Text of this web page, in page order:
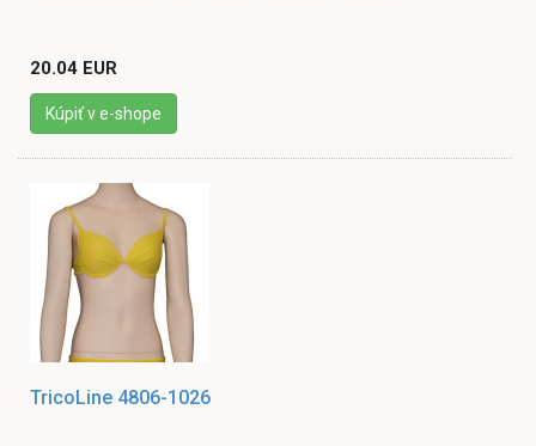
20.04 EUR
Kúpiť v e-shope
TricoLine 4806-1026